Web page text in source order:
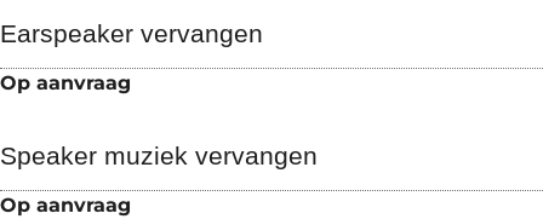
Earspeaker vervangen
Op aanvraag
Speaker muziek vervangen
Op aanvraag